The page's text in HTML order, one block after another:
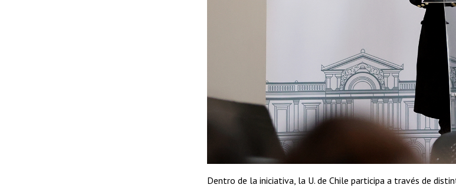
Dentro de la iniciativa, la U. de Chile participa a través de